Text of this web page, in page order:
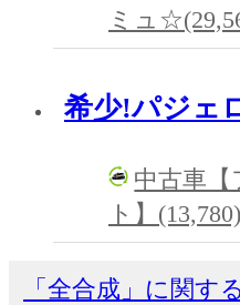
ミュ
希少!パジェ
中古車【
ト】(13,780)
「全合成」に関す